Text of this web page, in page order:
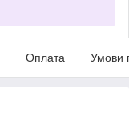
Оплата Умови